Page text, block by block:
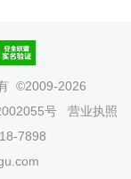
©2009-2026
号
营业执照
7898